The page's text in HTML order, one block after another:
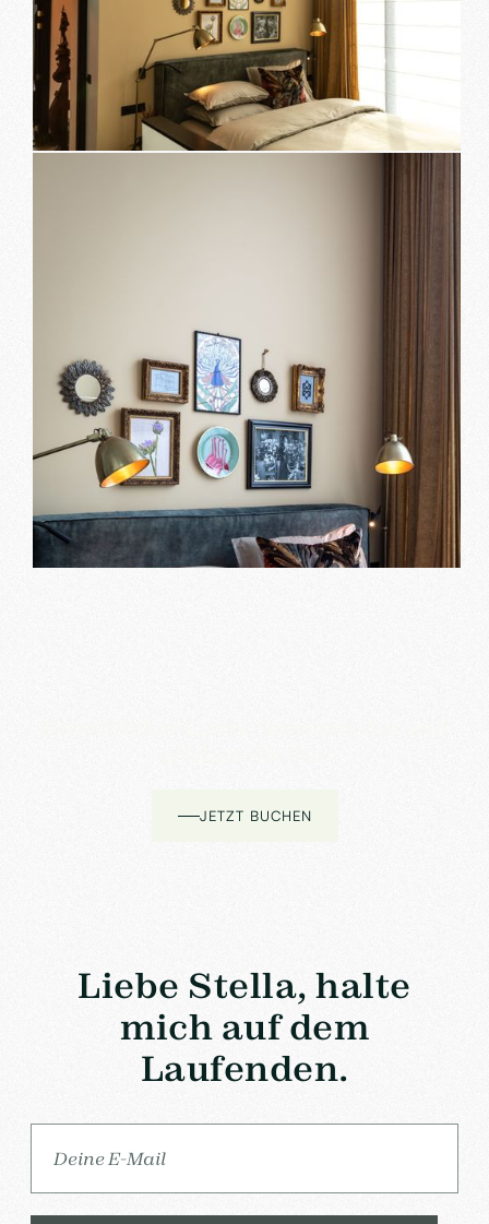
JETZT BUCHEN
Liebe Stella, halte
mich auf dem
Laufenden.